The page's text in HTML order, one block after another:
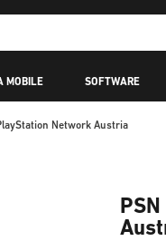
MOBILE SOFTWARE
Network Austria